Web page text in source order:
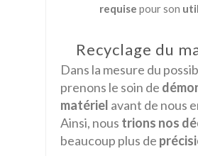
requise pour son
Recyclage du
Dans la mesure du
prenons le soin de
matériel avant de nous
Ainsi, nous trions nos
beaucoup plus de